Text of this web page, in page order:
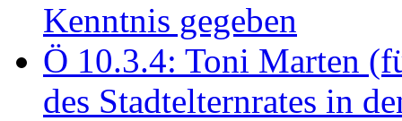
Kenntnis gegeben
Ö 10.3.4: Toni Marten
des Stadtelternrates in